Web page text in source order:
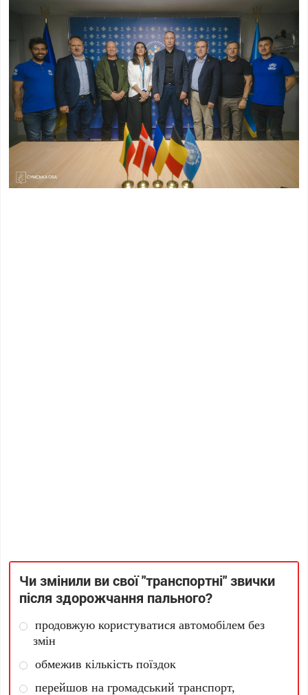
Чи змінили ви свої "транспортні" звички
після здорожчання пального?
продовжую користуватися автомобілем без
змін
обмежив кількість поїздок
перейшов на громадський транспорт,